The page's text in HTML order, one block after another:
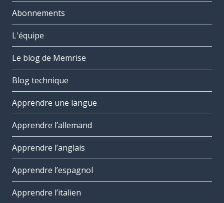
Abonnements
L'équipe
Le blog de Memrise
Blog technique
Apprendre une langue
Apprendre l’allemand
Apprendre l’anglais
Apprendre l’espagnol
Apprendre l’italien